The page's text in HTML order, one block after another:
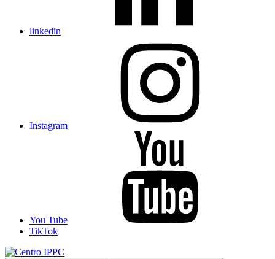
linkedin
Instagram
You Tube
TikTok